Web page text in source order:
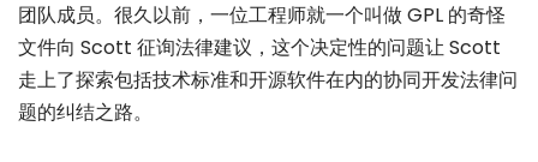
团队成员。很久以前，一位工程师就一个叫做 GPL 的奇怪
文件向 Scott 征询法律建议，这个决定性的问题让 Scott
走上了探索包括技术标准和开源软件在内的协同开发法律问
题的纠结之路。